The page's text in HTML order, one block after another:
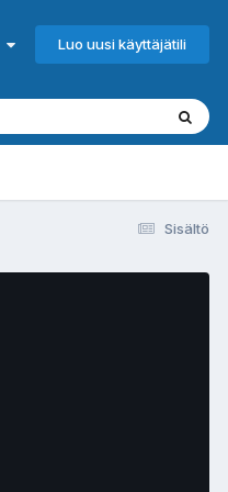
Luo uusi käyttäjätili
Sisältö